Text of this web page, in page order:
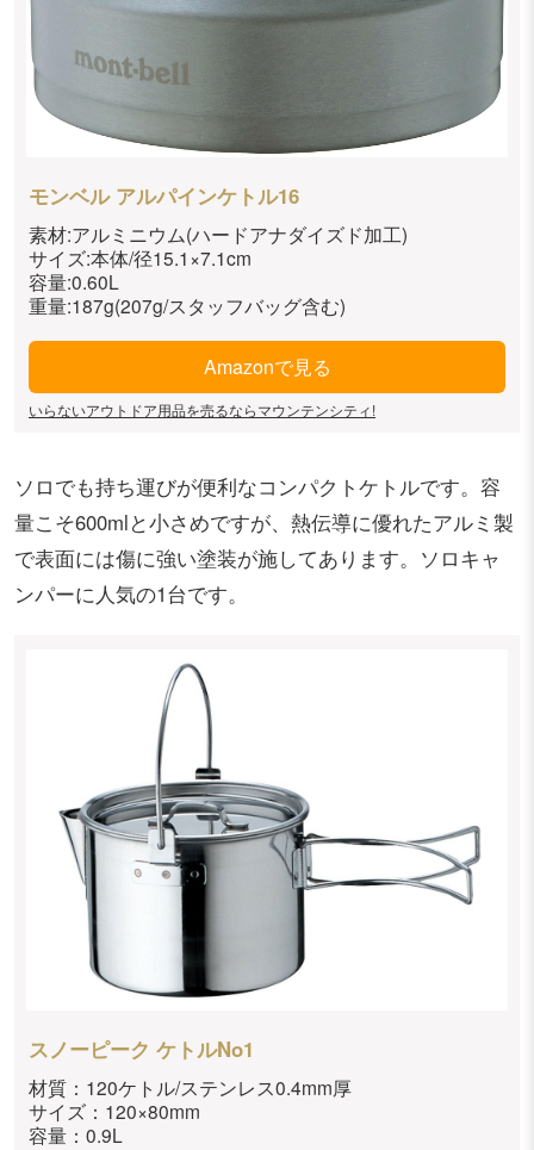
モンベル アルパインケトル16
素材:アルミニウム(ハードアナダイズド加工)
サイズ:本体/径15.1×7.1cm
容量:0.60L
重量:187g(207g/スタッフバッグ含む)
Amazonで見る
いらないアウトドア用品を売るならマウンテンシティ!
ソロでも持ち運びが便利なコンパクトケトルです。容
量こそ600mlと小さめですが、熱伝導に優れたアルミ製
で表面には傷に強い塗装が施してあります。ソロキャ
ンパーに人気の1台です。
スノーピーク ケトルNo1
材質：120ケトル/ステンレス0.4mm厚
サイズ：120×80mm
容量：0.9L